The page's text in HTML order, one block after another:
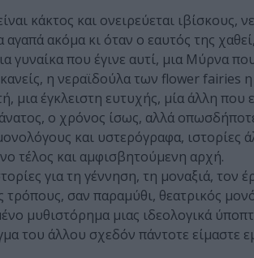
κάκτος και ονειρεύεται ιβίσκους,
αγαπά ακόμα κι όταν ο εαυτός της
γυναίκα που έγινε αυτί, μια Μύρνα
η νεραϊδούλα των flower fairies
μια έγκλειστη ευτυχής, μία άλλη που
ο χρόνος ίσως, αλλά
και υστερόγραφα, ιστορίες
τέλος και αμφισβητούμενη αρχή.
για τη γέννηση, τη μοναξιά,
τρόπους, σαν παραμύθι, θεατρικός
μυθιστόρημα μιας ιδεολογικά
του άλλου σχεδόν πάντοτε είμαστε